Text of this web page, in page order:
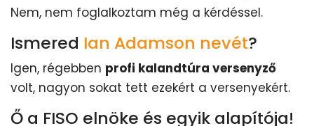
Nem, nem foglalkoztam még a kérdéssel.
Ismered Ian Adamson nevét?
Igen, régebben profi kalandtúra versenyző
volt, nagyon sokat tett ezekért a versenyekért.
Ő a FISO elnöke és egyik alapítója!